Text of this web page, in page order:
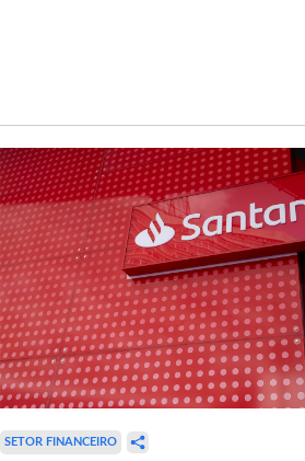
SETOR FINANCEIRO